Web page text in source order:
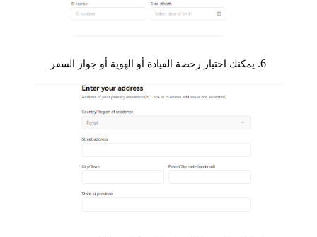
يمكنك اختيار رخصة القيادة أو الهوية أو جواز السفر